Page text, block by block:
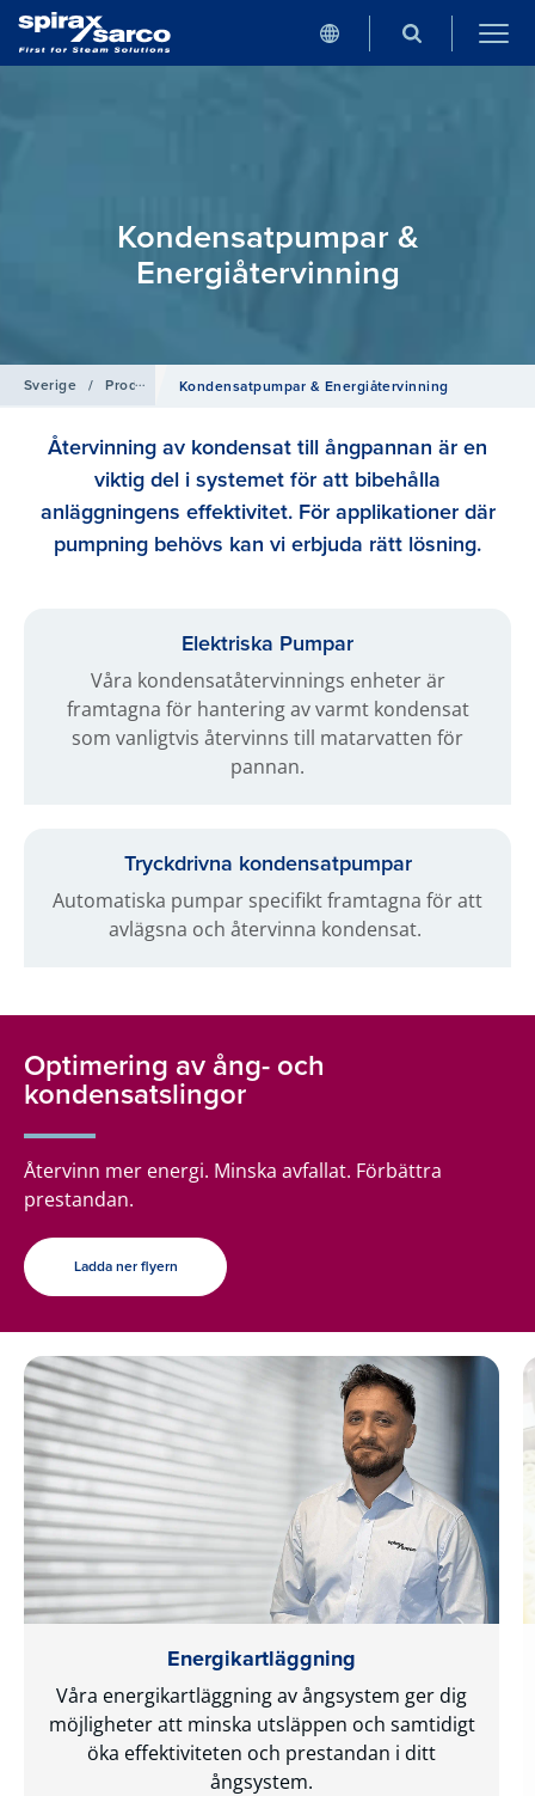
Kondensatpumpar &
Energiåtervinning
Sverige / Produkter Kondensatpumpar & Energiåtervinning
Återvinning av kondensat till ångpannan är en
viktig del i systemet för att bibehålla
anläggningens effektivitet. För applikationer där
pumpning behövs kan vi erbjuda rätt lösning.
Elektriska Pumpar
Våra kondensatåtervinnings enheter är
framtagna för hantering av varmt kondensat
som vanligtvis återvinns till matarvatten för
pannan.
Tryckdrivna kondensatpumpar
Automatiska pumpar specifikt framtagna för att
avlägsna och återvinna kondensat.
Optimering av ång- och
kondensatslingor
Återvinn mer energi. Minska avfallat. Förbättra
prestandan.
Ladda ner flyern
Energikartläggning
Våra energikartläggning av ångsystem ger dig
möjligheter att minska utsläppen och samtidigt
öka effektiviteten och prestandan i ditt
ångsystem.